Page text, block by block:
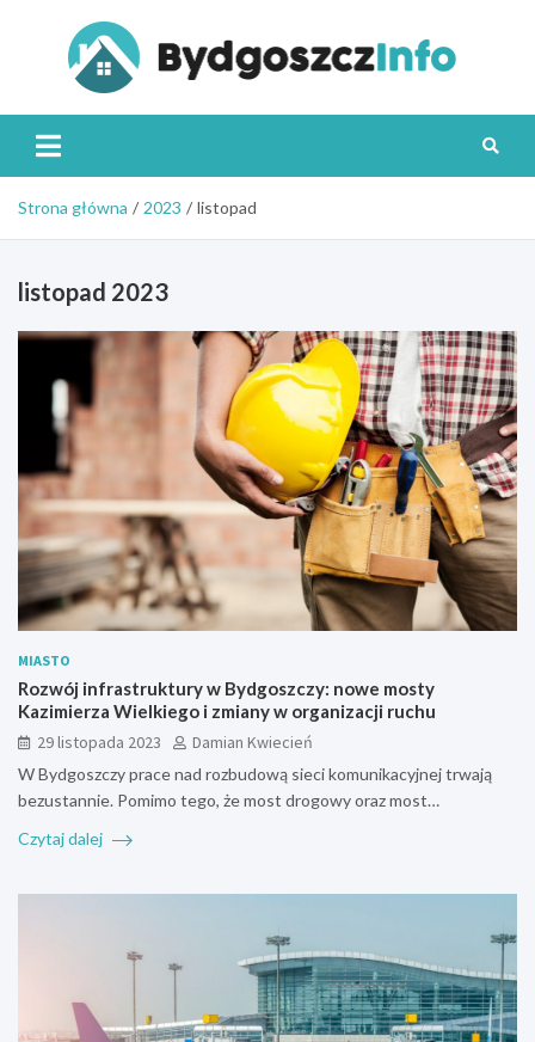
Strona główna 2023 listopad
listopad 2023
MIASTO
Rozwój infrastruktury w Bydgoszczy: nowe mosty
Kazimierza Wielkiego i zmiany w organizacji ruchu
29 listopada 2023
Damian Kwiecień
W Bydgoszczy prace nad rozbudową sieci komunikacyjnej trwają
bezustannie. Pomimo tego, że most drogowy oraz most…
Czytaj dalej